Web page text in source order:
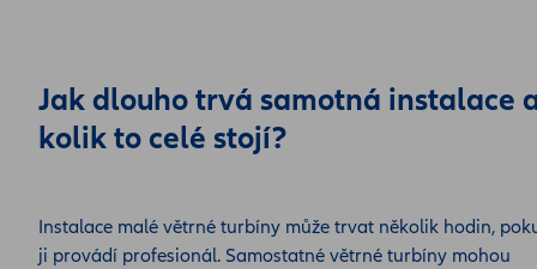
Jak dlouho trvá samotná instalace
kolik to celé stojí?
Instalace malé větrné turbíny může trvat několik hodin,
ji provádí profesionál. Samostatné větrné turbíny mohou